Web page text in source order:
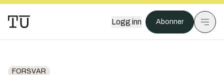
Logg inn Abonner
FORSVAR